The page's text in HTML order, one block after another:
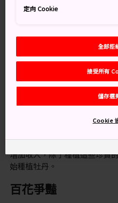
由志園位於中海瀉湖的湖心，
從松江車站搭乘松江市巴士約
也可以從機場乘坐其它當地巴
大根島名字由來
島，即「蘿蔔島」，防止島外
增加收入，除了種植這些珍貴
始種植牡丹。
百花爭豔
定向 Cookie
全部拒
接受所有
儲存選
Cookie